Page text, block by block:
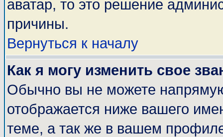
аватар, то это решение
причины.
Вернуться к началу
Как я могу изменить свое
Обычно вы не можете
отображается ниже вашего
теме, а так же в вашем